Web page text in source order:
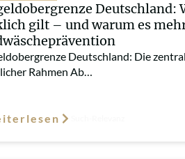
Deutschland:
gilt – und warum es
Deutschland: Die
Rahmen Ab…